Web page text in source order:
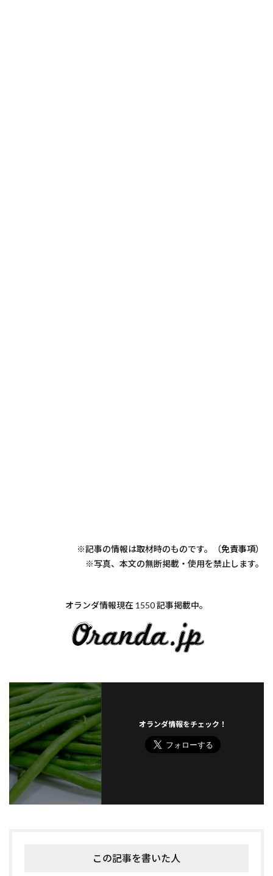
※記事の情報は取材時のものです。（免責事項）
※写真、本文の無断掲載・使用を禁止します。
オランダ情報現在 1550 記事掲載中。
オランダ情報をチェック！
この記事を書いた人